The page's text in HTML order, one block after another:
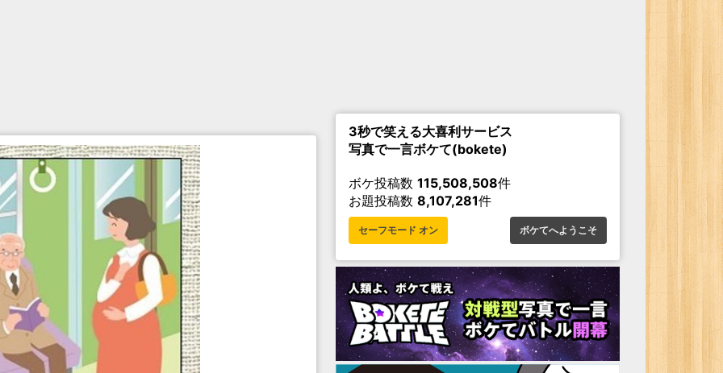
3秒で笑える大喜利サービス
写真で一言ボケて(bokete)
ボケ投稿数 115,508,508件
お題投稿数 8,107,281件
セーフモード オン ボケてへようこそ